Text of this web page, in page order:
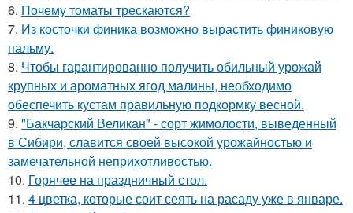
6. Почему томаты трескаются?
7. Из косточки финика возможно вырастить финиковую
пальму.
8. Чтобы гарантированно получить обильный урожай
крупных и ароматных ягод малины, необходимо
обеспечить кустам правильную подкормку весной.
9. "Бакчарский Великан" - сорт жимолости, выведенный
в Сибири, славится своей высокой урожайностью и
замечательной неприхотливостью.
10. Горячее на праздничный стол.
11. 4 цветка, которые соит сеять на расаду уже в январе.